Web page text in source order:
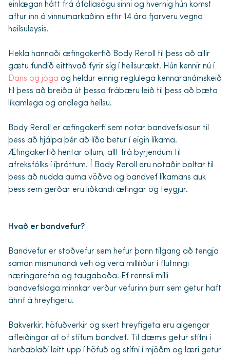
einlægan hátt frá áfallasögu sinni og hvernig hún komst
aftur inn á vinnumarkaðinn eftir 14 ára fjarveru vegna
heilsuleysis.
Hekla hannaði æfingakerfið Body Reroll til þess að allir
gætu fundið eitthvað fyrir sig í heilsurækt. Hún kennir nú í
Dans og jóga og heldur einnig reglulega kennaranámskeið
til þess að breiða út þessa frábæru leið til þess að bæta
líkamlega og andlega heilsu.
Body Reroll er æfingakerfi sem notar bandvefslosun til
þess að hjálpa þér að líða betur í eigin líkama.
Æfingakerfið hentar öllum, allt frá byrjendum til
afreksfólks í íþróttum. Í Body Reroll eru notaðir boltar til
þess að nudda auma vöðva og bandvef líkamans auk
þess sem gerðar eru liðkandi æfingar og teygjur.
Hvað er bandvefur?
Bandvefur er stoðvefur sem hefur þann tilgang að tengja
saman mismunandi vefi og vera milliliður í flutningi
næringarefna og taugaboða. Ef rennsli milli
bandvefslaga minnkar verður vefurinn þurr sem getur haft
áhrif á hreyfigetu.
Bakverkir, höfuðverkir og skert hreyfigeta eru algengar
afleiðingar af of stífum bandvef. Til dæmis getur stífni í
herðablaði leitt upp í höfuð og stífni í mjöðm og læri getur